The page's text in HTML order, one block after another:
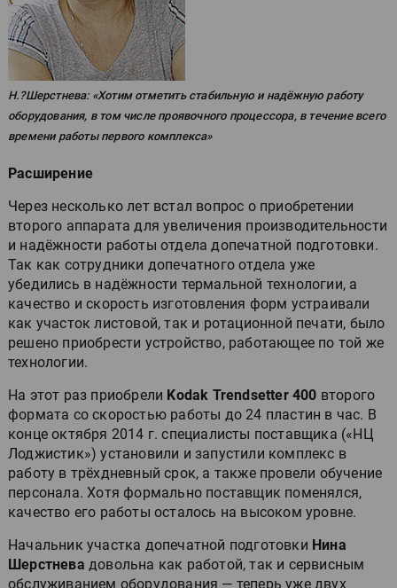
Н.?Шерстнева: «Хотим отметить стабильную и надёжную работу
оборудования, в том числе проявочного процессора, в течение всего
времени работы первого комплекса»
Расширение
Через несколько лет встал вопрос о приобретении
второго аппарата для увеличения производительности
и надёжности работы отдела допечатной подготовки.
Так как сотрудники допечатного отдела уже
убедились в надёжности термальной технологии, а
качество и скорость изготовления форм устраивали
как участок листовой, так и ротационной печати, было
решено приобрести устройство, работающее по той же
технологии.
На этот раз приобрели Kodak Trendsetter 400 второго
формата со скоростью работы до 24 пластин в час. В
конце октября 2014 г. специалисты поставщика («НЦ
Лоджистик») установили и запустили комплекс в
работу в трёхдневный срок, а также провели обучение
персонала. Хотя формально поставщик поменялся,
качество его работы осталось на высоком уровне.
Начальник участка допечатной подготовки Нина
Шерстнева довольна как работой, так и сервисным
обслуживанием оборудования — теперь уже двух